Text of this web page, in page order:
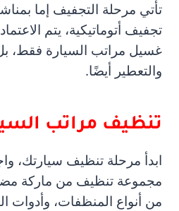
تأتي مرحلة التجفيف إما
تجفيف أتوماتيكية، يتم
غسيل مراتب السيارة فقط،
والتعطير أيضًا.
تنظيف مراتب
ابدأ مرحلة تنظيف سيارتك،
مجموعة تنظيف من ماركة
من أنواع المنظفات، وأدوات